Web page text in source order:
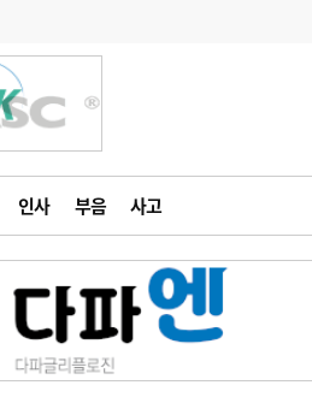
인사 부음 사고
금주의 검색어
1
의사인력 수급 추계
2
성분명 처방
3
AI의료
4
전공의 모집 결과
피플
뉴스
병원 중소병원
기 인턴 모집
과 임기제 임상의사 채용